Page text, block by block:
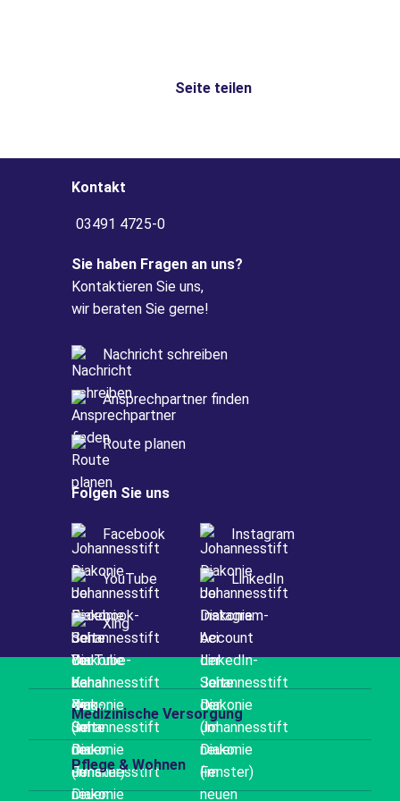
Seite teilen
Kontakt
03491 4725-0
Sie haben Fragen an uns?
Kontaktieren Sie uns,
wir beraten Sie gerne!
Nachricht schreiben
Ansprechpartner finden
Route planen
Folgen Sie uns
Facebook Instagram
YouTube LinkedIn
Xing
Medizinische Versorgung
Pflege & Wohnen